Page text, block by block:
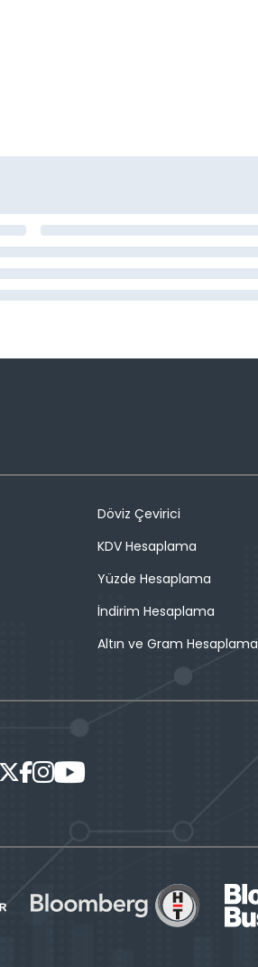
Döviz Çevirici
KDV Hesaplama
Yüzde Hesaplama
İndirim Hesaplama
Altın ve Gram Hesaplama